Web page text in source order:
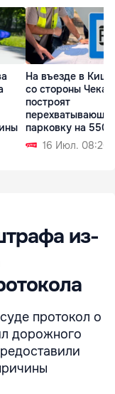
На въезде в
со стороны Чекан
построят
парковку на 550
16 Июл. 08:20
из-
протокол о
дорожного